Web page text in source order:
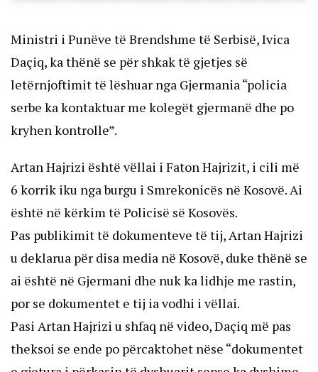
Ministri i Punëve të Brendshme të Serbisë, Ivica
Daçiq, ka thënë se për shkak të gjetjes së
letërnjoftimit të lëshuar nga Gjermania “policia
serbe ka kontaktuar me kolegët gjermanë dhe po
kryhen kontrolle”.
Artan Hajrizi është vëllai i Faton Hajrizit, i cili më
6 korrik iku nga burgu i Smrekonicës në Kosovë. Ai
është në kërkim të Policisë së Kosovës.
Pas publikimit të dokumenteve të tij, Artan Hajrizi
u deklarua për disa media në Kosovë, duke thënë se
ai është në Gjermani dhe nuk ka lidhje me rastin,
por se dokumentet e tij ia vodhi i vëllai.
Pasi Artan Hajrizi u shfaq në video, Daçiq më pas
theksoi se ende po përcaktohet nëse “dokumentet